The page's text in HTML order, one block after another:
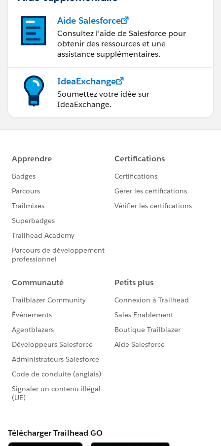
Aide Salesforce
Consultez l’aide de Salesforce pour
obtenir des ressources et une
assistance supplémentaires.
IdeaExchange
Soumettez votre idée sur
IdeaExchange.